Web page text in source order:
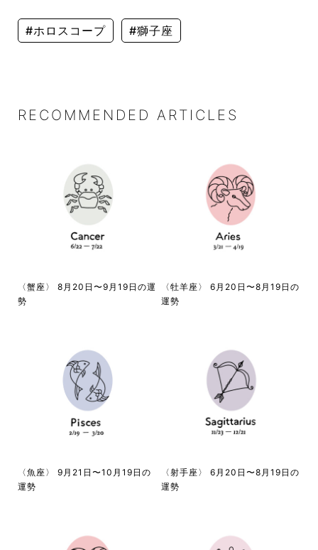
#ホロスコープ #獅子座
RECOMMENDED ARTICLES
〈蟹座〉 8月20日〜9月19日の運
勢
〈牡羊座〉 6月20日〜8月19日の
運勢
〈魚座〉 9月21日〜10月19日の
運勢
〈射手座〉 6月20日〜8月19日の
運勢